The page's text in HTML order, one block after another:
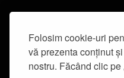
Folosim cookie-uri
vă prezenta conținut
nostru. Făcând clic pe